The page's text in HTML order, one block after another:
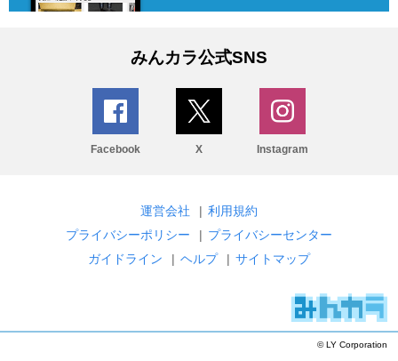
みんカラ公式SNS
Facebook X Instagram
運営会社 | 利用規約
プライバシーポリシー
| プライバシーセンター
ガイドライン
| ヘルプ | サイトマップ
© LY Corporation